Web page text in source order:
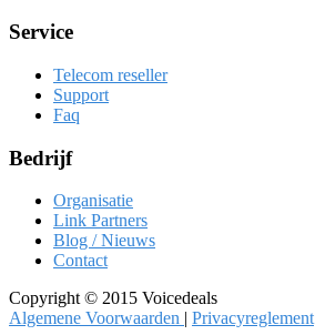
Service
Telecom reseller
Support
Faq
Bedrijf
Organisatie
Link Partners
Blog / Nieuws
Contact
Copyright © 2015 Voicedeals
Algemene Voorwaarden | Privacyreglement